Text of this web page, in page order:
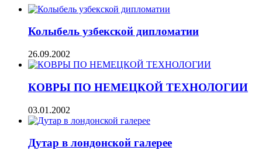
Колыбель узбекской дипломатии
26.09.2002
КОВРЫ ПО НЕМЕЦКОЙ ТЕХНОЛОГИИ
03.01.2002
Дутар в лондонской галерее